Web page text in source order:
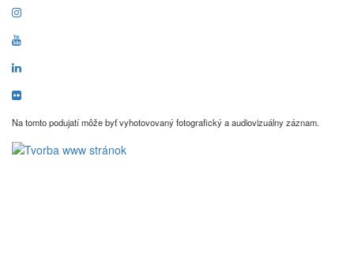
Na tomto podujatí môže byť vyhotovovaný fotografický a audiovizuálny záznam.